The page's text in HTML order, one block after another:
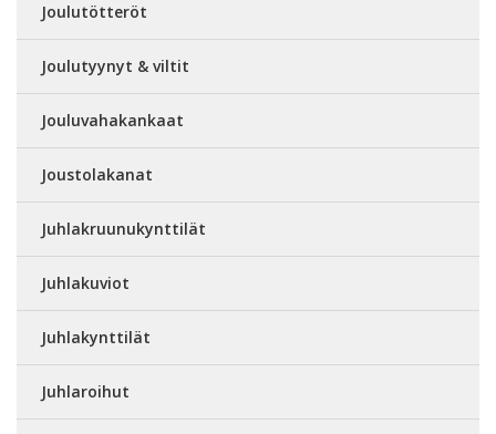
Joulutötteröt
Joulutyynyt & viltit
Jouluvahakankaat
Joustolakanat
Juhlakruunukynttilät
Juhlakuviot
Juhlakynttilät
Juhlaroihut